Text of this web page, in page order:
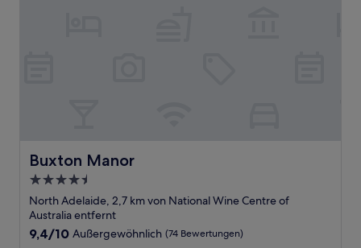
Buxton Manor
Buxton Manor
4.5-
Sterne-
Unterkunft
North Adelaide, 2,7 km von National Wine Centre of
Australia entfernt
9.4
9,4/10 Außergewöhnlich (74 Bewertungen)